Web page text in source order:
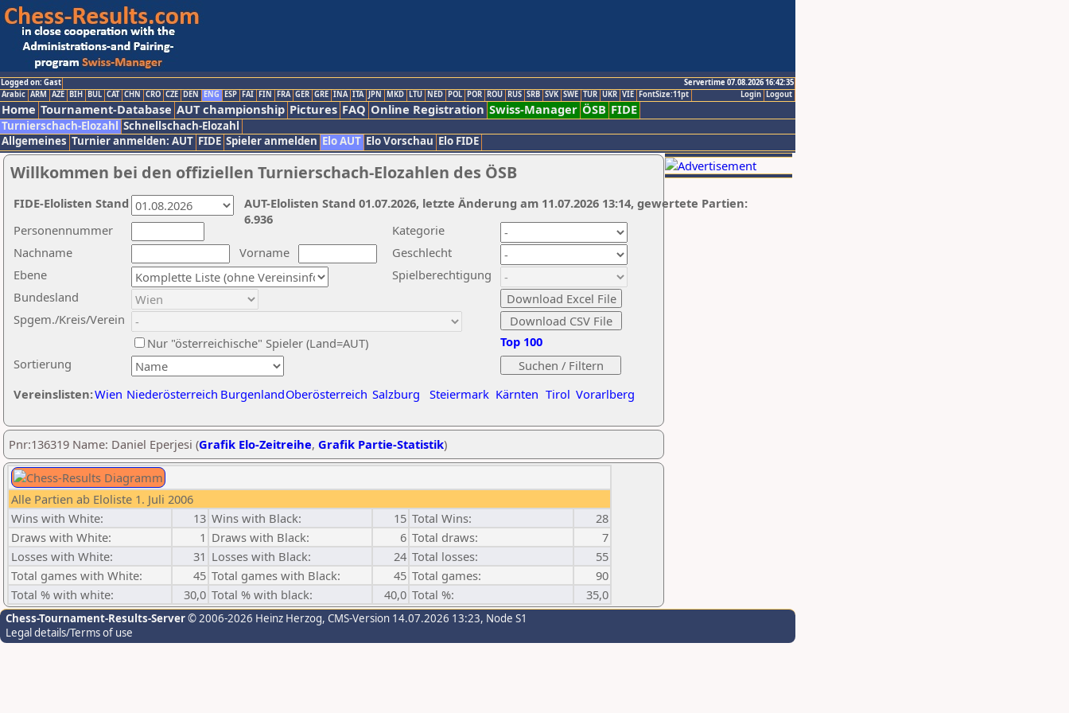
Logged on: Gast
Servertime 07.08.2026 16:42:35
Logout
Login
Arabic ARM AZE BIH BUL CAT CHN CRO CZE DEN ENG ESP FAI FIN FRA GER GRE INA ITA JPN MKD LTU NED POL POR ROU RUS SRB SVK SWE TUR UKR VIE FontSize:11pt
Home Tournament-Database AUT championship Pictures FAQ Online Registration Swiss-Manager ÖSB FIDE
Turnierschach-Elozahl Schnellschach-Elozahl
Allgemeines Turnier anmelden: AUT FIDE Spieler anmelden Elo AUT Elo Vorschau Elo FIDE
Willkommen bei den offiziellen Turnierschach-Elozahlen des ÖSB
Nachname
Vorname
Ebene
Kategorie
Sortierung
Personennummer
Bundesland
Spgem./Kreis/Verein
Geschlecht
Nur "österreichische" Spieler (Land=AUT)
Spielberechtigung
Vereinslisten:Wien Niederösterreich BurgenlandOberösterreich Salzburg Steiermark Kärnten Tirol Vorarlberg
Top 100
AUT-Elolisten Stand 01.07.2026, letzte Änderung am 11.07.2026 13:14, gewertete Partien:
6.936
FIDE-Elolisten Stand
Pnr:136319 Name: Daniel Eperjesi (Grafik Elo-Zeitreihe, Grafik Partie-Statistik)
Alle Partien ab Eloliste 1. Juli 2006
Wins with White:
13 Wins with Black: 15 Total Wins:
28
Draws with White:
1 Draws with Black: 6 Total draws:
7
Losses with White:
31 Losses with Black: 24 Total losses:
55
Total games with White:
45 Total games with Black: 45 Total games:
90
Total % with white:
30,0 Total % with black: 40,0 Total %: 35,0
Chess-Tournament-Results-Server© 2006-2026 Heinz Herzog, CMS-Version 14.07.2026 13:23, Node S1
Legal details/Terms of use